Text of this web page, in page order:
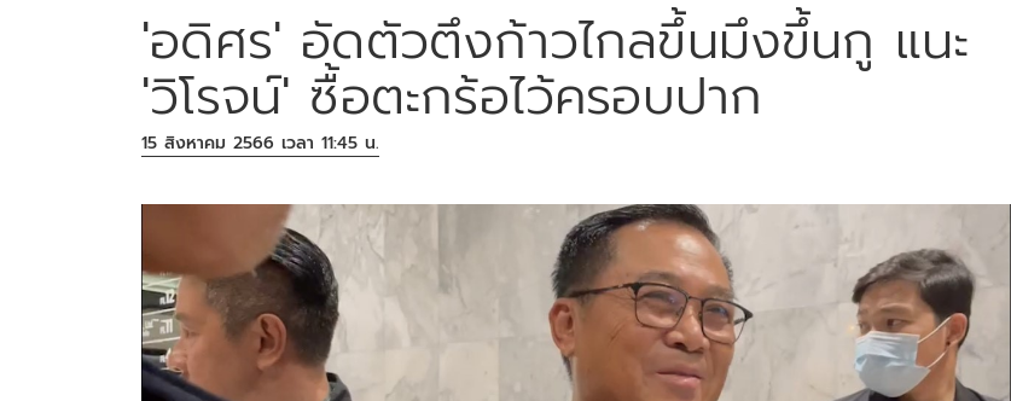
'อดิศร' อัดตัวตึงก้าวไกลขึ้นมึงขึ้นกู แนะ
'วิโรจน์' ซื้อตะกร้อไว้ครอบปาก
15 สิงหาคม 2566 เวลา 11:45 น.